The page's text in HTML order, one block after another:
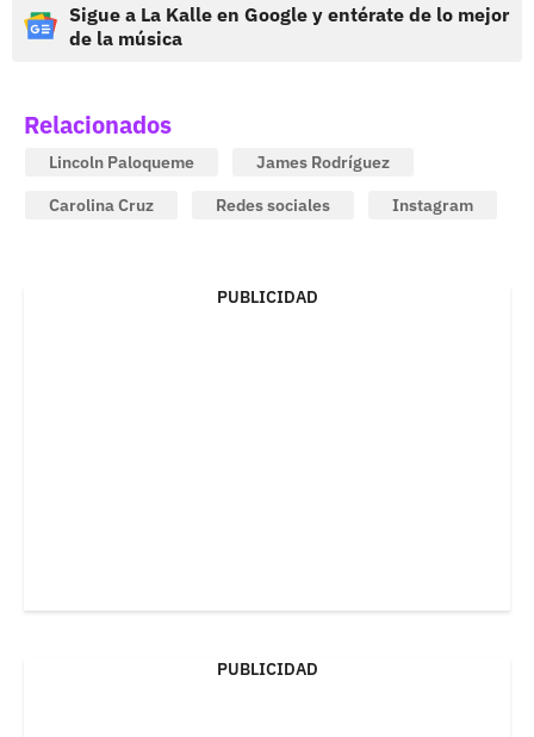
Sigue a La Kalle en Google y entérate de lo mejor
de la música
Relacionados
Lincoln Paloqueme
James Rodríguez
Carolina Cruz
Redes sociales Instagram
PUBLICIDAD
PUBLICIDAD